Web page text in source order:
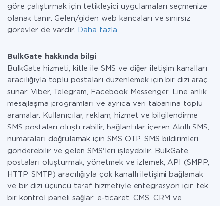
göre çalıştırmak için tetikleyici uygulamaları seçmenize
olanak tanır. Gelen/giden web kancaları ve sınırsız
görevler de vardır.
Daha fazla
BulkGate hakkında bilgi
BulkGate hizmeti, kitle ile SMS ve diğer iletişim kanalları
aracılığıyla toplu postaları düzenlemek için bir dizi araç
sunar: Viber, Telegram, Facebook Messenger, Line anlık
mesajlaşma programları ve ayrıca veri tabanına toplu
aramalar. Kullanıcılar, reklam, hizmet ve bilgilendirme
SMS postaları oluşturabilir, bağlantılar içeren Akıllı SMS,
numaraları doğrulamak için SMS OTP, SMS bildirimleri
gönderebilir ve gelen SMS'leri işleyebilir. BulkGate,
postaları oluşturmak, yönetmek ve izlemek, API (SMPP,
HTTP, SMTP) aracılığıyla çok kanallı iletişimi bağlamak
ve bir dizi üçüncü taraf hizmetiyle entegrasyon için tek
bir kontrol paneli sağlar: e-ticaret, CMS, CRM ve